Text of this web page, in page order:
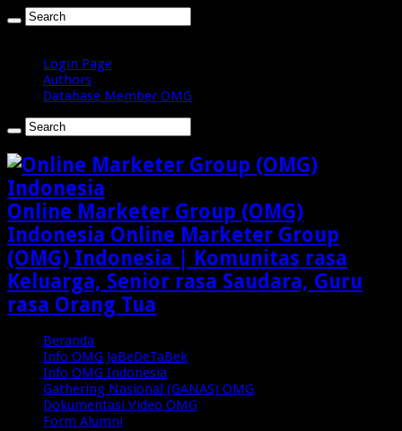
Login Page
Authors
Database Member OMG
Online Marketer Group (OMG)
Indonesia Online Marketer Group
(OMG) Indonesia | Komunitas rasa
Keluarga, Senior rasa Saudara, Guru
rasa Orang Tua
Beranda
Info OMG JaBeDeTaBek
Info OMG Indonesia
Gathering Nasional (GANAS) OMG
Dokumentasi Video OMG
Form Alumni